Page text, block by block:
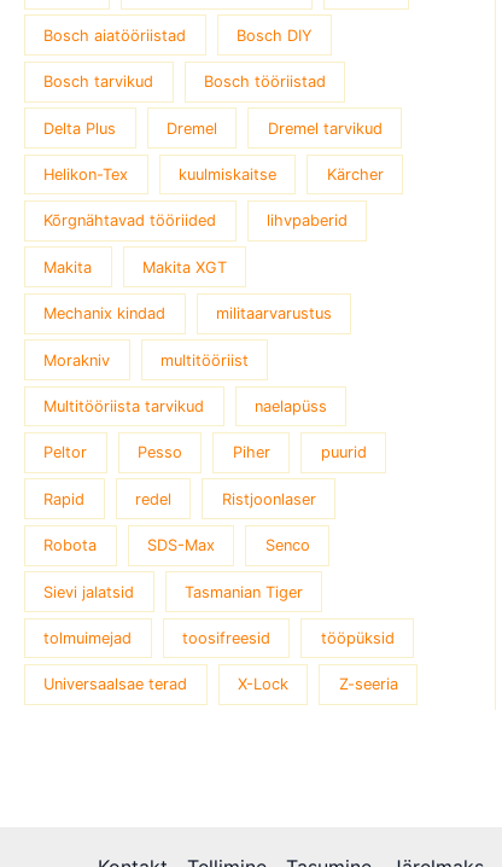
Bosch aiatööriistad Bosch DIY
Bosch tarvikud Bosch tööriistad
Delta Plus Dremel Dremel tarvikud
Helikon-Tex kuulmiskaitse Kärcher
Kõrgnähtavad tööriided lihvpaberid
Makita Makita XGT
Mechanix kindad militaarvarustus
Morakniv multitööriist
Multitööriista tarvikud naelapüss
Peltor Pesso Piher puurid
Rapid redel Ristjoonlaser
Robota SDS-Max Senco
Sievi jalatsid Tasmanian Tiger
tolmuimejad toosifreesid tööpüksid
Universaalsae terad X-Lock Z-seeria